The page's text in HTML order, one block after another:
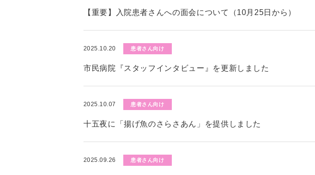
【重要】入院患者さんへの面会について（10月25日から）
2025.10.20 患者さん向け
市民病院『スタッフインタビュー』を更新しました
2025.10.07 患者さん向け
十五夜に「揚げ魚のさらさあん」を提供しました
2025.09.26 患者さん向け